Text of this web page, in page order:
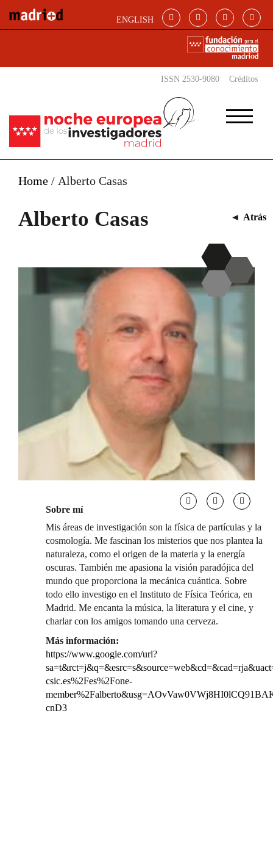
ENGLISH
ISSN 2530-9080 Créditos
Home / Alberto Casas
Alberto Casas ◄ Atrás
Sobre mí
Mis áreas de investigación son la física de partículas y la
cosmología. Me fascinan los misterios que nos plantea la
naturaleza, como el origen de la materia y la energía
oscuras. También me apasiona la visión paradójica del
mundo que proporciona la mecánica cuántica. Sobre
todo ello investigo en el Instituto de Física Teórica, en
Madrid. Me encanta la música, la literatura y el cine, y
charlar con los amigos tomando una cerveza.
Más información:
https://www.google.com/url?
csic.es%2Fes%2Fone-
cnD3